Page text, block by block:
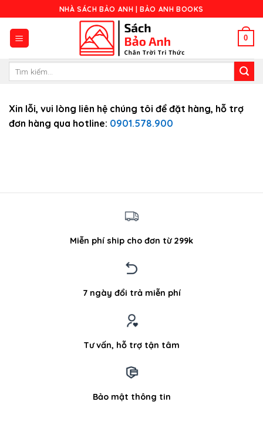
to
content
NHÀ SÁCH BẢO ANH | BẢO ANH BOOKS
0
Xin lỗi, vui lòng liên hệ chúng tôi để đặt hàng, hỗ trợ
đơn hàng qua hotline: 0901.578.900
Miễn phí ship cho đơn từ 299k
7 ngày đổi trả miễn phí
Tư vấn, hỗ trợ tận tâm
Bảo mật thông tin